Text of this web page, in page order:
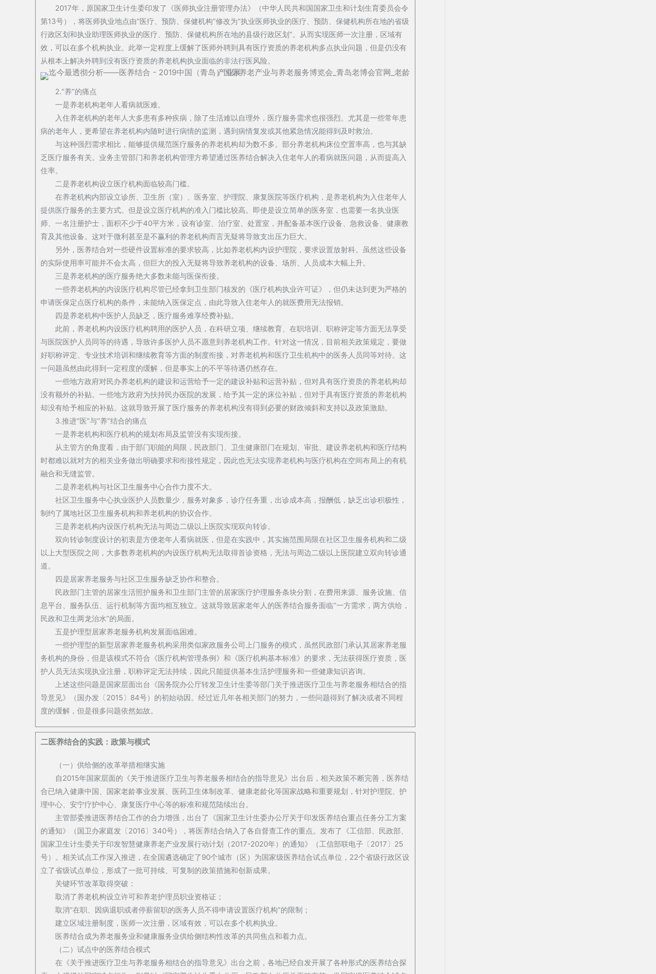
2017年，原国家卫生计生委印发了《医师执业注册管理办法》（中华人民共和国国家卫生和计划生育委员会令
第13号），将医师执业地点由“医疗、预防、保健机构”修改为“执业医师执业的医疗、预防、保健机构所在地的省级
行政区划和执业助理医师执业的医疗、预防、保健机构所在地的县级行政区划”。从而实现医师一次注册，区域有
效，可以在多个机构执业。此举一定程度上缓解了医师外聘到具有医疗资质的养老机构多点执业问题，但是仍没有
从根本上解决外聘到没有医疗资质的养老机构执业面临的非法行医风险。
2.“养”的痛点
一是养老机构老年人看病就医难。
入住养老机构的老年人大多患有多种疾病，除了生活难以自理外，医疗服务需求也很强烈。尤其是一些常年患
病的老年人，更希望在养老机构内随时进行病情的监测，遇到病情复发或其他紧急情况能得到及时救治。
与这种强烈需求相比，能够提供规范医疗服务的养老机构却为数不多。部分养老机构床位空置率高，也与其缺
乏医疗服务有关。业务主管部门和养老机构管理方希望通过医养结合解决入住老年人的看病就医问题，从而提高入
住率。
二是养老机构设立医疗机构面临较高门槛。
在养老机构内部设立诊所、卫生所（室）、医务室、护理院、康复医院等医疗机构，是养老机构为入住老年人
提供医疗服务的主要方式。但是设立医疗机构的准入门槛比较高。即使是设立简单的医务室，也需要一名执业医
师、一名注册护士，面积不少于40平方米，设有诊室、治疗室、处置室，并配备基本医疗设备、急救设备、健康教
育及其他设备。这对于微利甚至是不赢利的养老机构而言无疑将导致支出压力巨大。
另外，医养结合对一些硬件设置标准的要求较高，比如养老机构内设护理院，要求设置放射科。虽然这些设备
的实际使用率可能并不会太高，但巨大的投入无疑将导致养老机构的设备、场所、人员成本大幅上升。
三是养老机构的医疗服务绝大多数未能与医保衔接。
一些养老机构的内设医疗机构尽管已经拿到卫生部门核发的《医疗机构执业许可证》，但仍未达到更为严格的
申请医保定点医疗机构的条件，未能纳入医保定点，由此导致入住老年人的就医费用无法报销。
四是养老机构中医护人员缺乏，医疗服务难享经费补贴。
此前，养老机构内设医疗机构聘用的医护人员，在科研立项、继续教育、在职培训、职称评定等方面无法享受
与医院医护人员同等的待遇，导致许多医护人员不愿意到养老机构工作。针对这一情况，目前相关政策规定，要做
好职称评定、专业技术培训和继续教育等方面的制度衔接，对养老机构和医疗卫生机构中的医务人员同等对待。这
一问题虽然由此得到一定程度的缓解，但是事实上的不平等待遇仍然存在。
一些地方政府对民办养老机构的建设和运营给予一定的建设补贴和运营补贴，但对具有医疗资质的养老机构却
没有额外的补贴。一些地方政府为扶持民办医院的发展，给予其一定的床位补贴，但对于具有医疗资质的养老机构
却没有给予相应的补贴。这就导致开展了医疗服务的养老机构没有得到必要的财政倾斜和支持以及政策激励。
3.推进“医”与“养”结合的痛点
一是养老机构和医疗机构的规划布局及监管没有实现衔接。
从主管方的角度看，由于部门职能的局限，民政部门、卫生健康部门在规划、审批、建设养老机构和医疗结构
时都难以就对方的相关业务做出明确要求和衔接性规定，因此也无法实现养老机构与医疗机构在空间布局上的有机
融合和无缝监管。
二是养老机构与社区卫生服务中心合作力度不大。
社区卫生服务中心执业医护人员数量少，服务对象多，诊疗任务重，出诊成本高，报酬低，缺乏出诊积极性，
制约了属地社区卫生服务机构和养老机构的协议合作。
三是养老机构内设医疗机构无法与周边二级以上医院实现双向转诊。
双向转诊制度设计的初衷是方便老年人看病就医，但是在实践中，其实施范围局限在社区卫生服务机构和二级
以上大型医院之间，大多数养老机构的内设医疗机构无法取得首诊资格，无法与周边二级以上医院建立双向转诊通
道。
四是居家养老服务与社区卫生服务缺乏协作和整合。
民政部门主管的居家生活照护服务和卫生部门主管的居家医疗护理服务条块分割，在费用来源、服务设施、信
息平台、服务队伍、运行机制等方面均相互独立。这就导致居家老年人的医养结合服务面临“一方需求，两方供给，
民政和卫生两龙治水”的局面。
五是护理型居家养老服务机构发展面临困难。
一些护理型的新型居家养老服务机构采用类似家政服务公司上门服务的模式，虽然民政部门承认其居家养老服
务机构的身份，但是该模式不符合《医疗机构管理条例》和《医疗机构基本标准》的要求，无法获得医疗资质，医
护人员无法实现执业注册，职称评定无法持续，因此只能提供基本生活护理服务和一些健康知识咨询。
上述这些问题是国家层面出台《国务院办公厅转发卫生计生委等部门关于推进医疗卫生与养老服务相结合的指
导意见》（国办发〔2015〕84号）的初始动因。经过近几年各相关部门的努力，一些问题得到了解决或者不同程
度的缓解，但是很多问题依然如故。
二医养结合的实践：政策与模式
（一）供给侧的改革举措相继实施
自2015年国家层面的《关于推进医疗卫生与养老服务相结合的指导意见》出台后，相关政策不断完善，医养结
合已纳入健康中国、国家老龄事业发展、医药卫生体制改革、健康老龄化等国家战略和重要规划，针对护理院、护
理中心、安宁疗护中心、康复医疗中心等的标准和规范陆续出台。
主管部委推进医养结合工作的合力增强，出台了《国家卫生计生委办公厅关于印发医养结合重点任务分工方案
的通知》（国卫办家庭发〔2016〕340号），将医养结合纳入了各自督查工作的重点。发布了《工信部、民政部、
国家卫生计生委关于印发智慧健康养老产业发展行动计划（2017-2020年）的通知》（工信部联电子〔2017〕25
号）。相关试点工作深入推进，在全国遴选确定了90个城市（区）为国家级医养结合试点单位，22个省级行政区设
立了省级试点单位， 形成了一批可持续、可复制的政策措施和创新成果。
关键环节改革取得突破：
取消了养老机构设立许可和养老护理员职业资格证；
取消“在职、因病退职或者停薪留职的医务人员不得申请设置医疗机构”的限制；
建立区域注册制度，医师一次注册，区域有效，可以在多个机构执业。
医养结合成为养老服务业和健康服务业供给侧结构性改革的共同焦点和着力点。
（二）试点中的医养结合模式
在《关于推进医疗卫生与养老服务相结合的指导意见》出台之前，各地已经自发开展了各种形式的医养结合探